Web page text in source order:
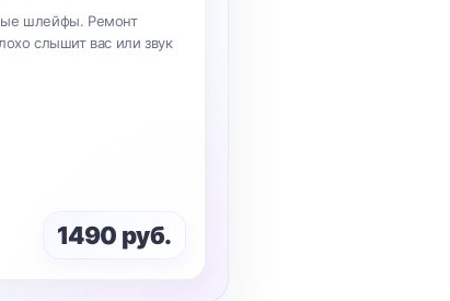
шлейфы. Ремонт
слышит вас или звук
1490 руб.